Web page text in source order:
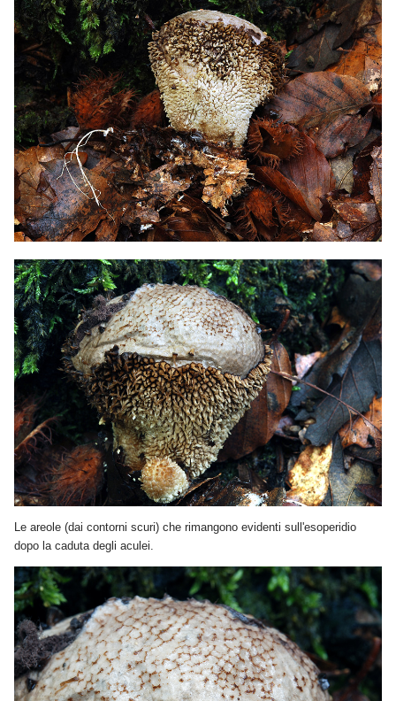
Le areole (dai contorni scuri) che rimangono evidenti sull'esoperidio
dopo la caduta degli aculei.